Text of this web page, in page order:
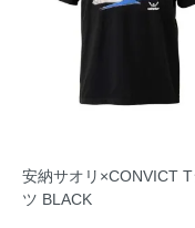
安納サオリ×CONVICT T
ツ BLACK